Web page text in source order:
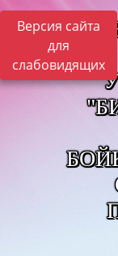
Версия сайта
для
слабовидящих